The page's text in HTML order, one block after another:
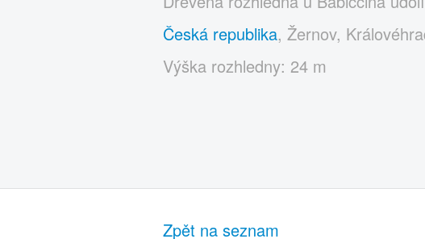
Česká republika, Žernov,
Výška rozhledny: 24 m
Zpět na seznam